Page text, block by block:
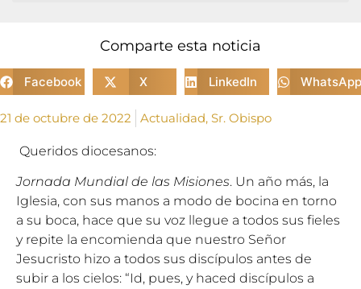
Comparte esta noticia
Facebook X LinkedIn WhatsApp
21 de octubre de 2022 Actualidad, Sr. Obispo
Queridos diocesanos:
Jornada Mundial de las Misiones. Un año más, la
Iglesia, con sus manos a modo de bocina en torno
a su boca, hace que su voz llegue a todos sus fieles
y repite la encomienda que nuestro Señor
Jesucristo hizo a todos sus discípulos antes de
subir a los cielos: “Id, pues, y haced discípulos a